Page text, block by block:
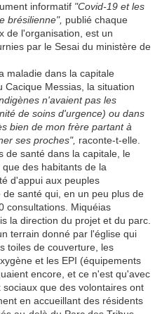
informatif "Covid-19 et les
brésilienne", publié chaque
de l'organisation, est un
par le Sesai du ministère de
maladie dans la capitale
Cacique Messias, la situation
n'avaient pas les
de soins d'urgence) ou dans
bien de mon frère partant à
ses proches", raconte-t-elle.
de santé dans la capitale, le
des habitants de la
d'appui aux peuples
santé qui, en un peu plus de
consultations. Miquéias
la direction du projet et du parc.
terrain donné par l'église qui
toiles de couverture, les
et les EPI (équipements
encore, et ce n'est qu'avec
que des volontaires ont
en accueillant des résidents